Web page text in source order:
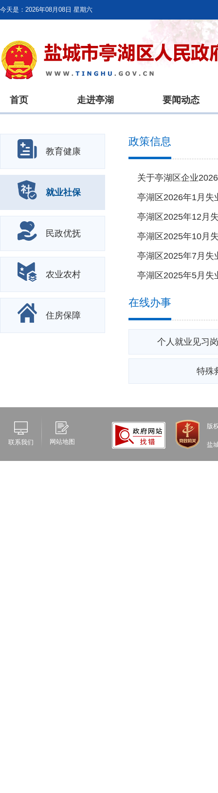
今天是： 2026年08月08日 星期六
首页 走进亭湖 要闻动态
教育健康
就业社保
民政优抚
农业农村
住房保障
政策信息
在线办事
个人就业见习
特殊
联系我们 网站地图
版
盐